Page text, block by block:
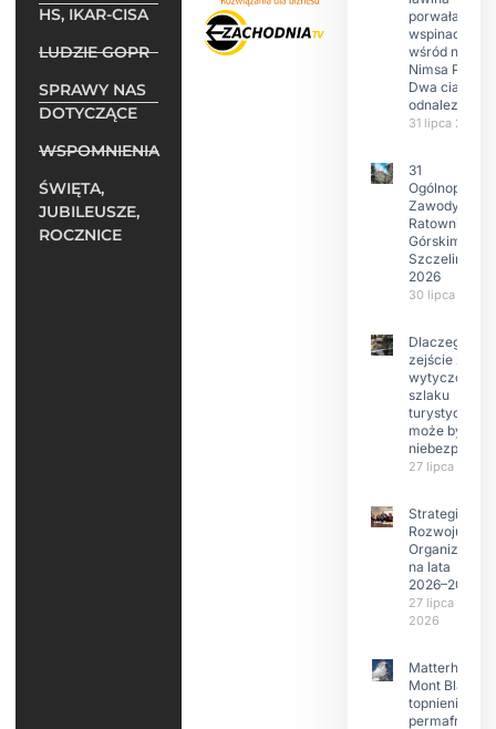
HS, IKAR-CISA
LUDZIE GOPR
SPRAWY NAS
DOTYCZĄCE
WSPOMNIENIA
ŚWIĘTA,
JUBILEUSZE,
ROCZNICE
porwała 10
wspinaczy,
wśród nich
Nimsa Purję.
Dwa ciała
odnalezione.
31 lipca 2026
31
Ogólnopolskie
Zawody w
Ratownictwie
Górskim –
Szczeliniec
2026
30 lipca 2026
Dlaczego
zejście z
wytyczonego
szlaku
może być
27 lipca 2026
Strategia
Rozwoju
Organizacji
na lata
2026–2029
27 lipca
2026
Matterhorn i
Mont Blanc:
topnienie
permafrost,